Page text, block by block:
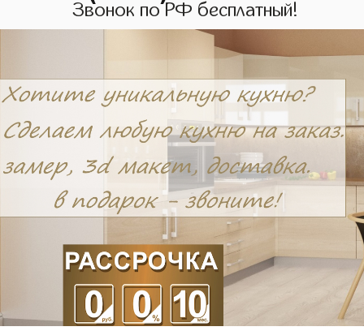
Звонок по РФ бесплатный!